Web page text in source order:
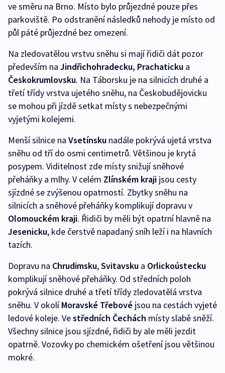
ve směru na Brno. Místo bylo průjezdné pouze přes
parkoviště. Po odstranění následků nehody je místo od
půl páté průjezdné bez omezení.
Na zledovatělou vrstvu sněhu si mají řidiči dát pozor
především na Jindřichohradecku, Prachaticku a
Českokrumlovsku. Na Táborsku je na silnicích druhé a
třetí třídy vrstva ujetého sněhu, na Českobudějovicku
se mohou při jízdě setkat místy s nebezpečnými
vyjetými kolejemi.
Menší silnice na Vsetínsku nadále pokrývá ujetá vrstva
sněhu od tří do osmi centimetrů. Většinou je krytá
posypem. Viditelnost zde místy snižují sněhové
přeháňky a mlhy. V celém Zlínském kraji jsou cesty
sjízdné se zvýšenou opatrností. Zbytky sněhu na
silnicích a sněhové přeháňky komplikují dopravu v
Olomouckém kraji. Řidiči by měli být opatrní hlavně na
Jesenicku, kde čerstvě napadaný sníh leží i na hlavních
tazích.
Dopravu na Chrudimsku,Svitavsku a Orlickoústecku
komplikují sněhové přeháňky. Od středních poloh
pokrývá silnice druhé a třetí třídy zledovatělá vrstva
sněhu. V okolíMoravské Třebové jsou na cestách vyjeté
ledové koleje. Vestředních Čechách místy slabě sněží.
Všechny silnice jsou sjízdné, řidiči by ale měli jezdit
opatrně. Vozovky po chemickém ošetření jsou většinou
mokré.